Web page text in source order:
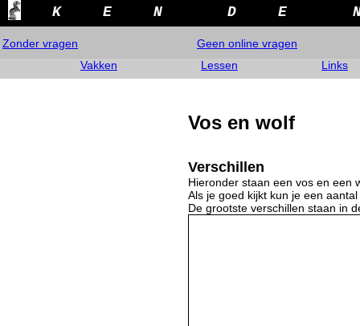
K E N D E
Zonder vragen
Geen online vragen
Vakken
Lessen Links
Vos en wolf
Verschillen
Hieronder staan een vos en een
Als je goed kijkt kun je een
De grootste verschillen staan in